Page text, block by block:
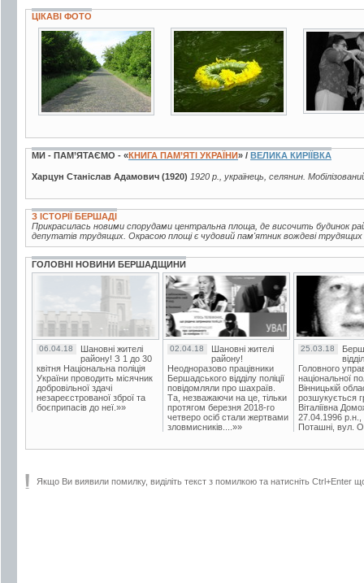
ЦІКАВІ ФОТО
11 фото 26 фото 6 фото
МИ - ПАМ’ЯТАЄМО - «КНИГА ПАМ’ЯТІ УКРАЇНИ» / ВЕЛИКА КИРІЇВКА
Харцун Станіслав Адамович (1920) 1920 р., українець, селянин.
З ІСТОРІЇ БЕРШАДІ
Прикрасилась новими спорудами центральна площа, де височить будинок
депутатів трудящих. Окрасою площі є чудовий пам'ятник вождеві трудящих
ГОЛОВНІ НОВИНИ БЕРШАДЩИНИ
06.04.18
Шановні жителі
району! З 1 до 30
квітня Національна поліція
України проводить місячник
добровільної здачі
незареєстрованої зброї та
боєприпасів до неї.»»
02.04.18
Шановні жителі
району!
Неодноразово працівники
Бершадського відділу поліції
повідомляли про шахраїв.
Та, незважаючи на це, тільки
протягом березня 2018-го
четверо осіб стали жертвами
зловмисників....»»
25.03.18
Головного
національної
Вінницькій
розшукується
Віталіївна
27.04.1996 р.н.,
Поташні, вул.
Якщо Ви виявили помилку, виділіть текст з помилкою та натисніть Ctrl+Enter